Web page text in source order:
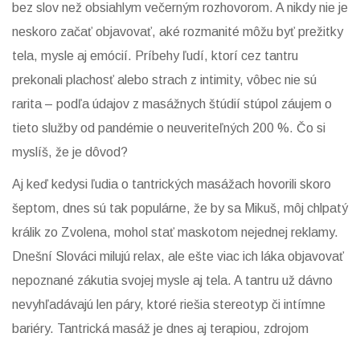
bez slov než obsiahlym večerným rozhovorom. A nikdy nie je
neskoro začať objavovať, aké rozmanité môžu byť prežitky
tela, mysle aj emócií. Príbehy ľudí, ktorí cez tantru
prekonali plachosť alebo strach z intimity, vôbec nie sú
rarita – podľa údajov z masážnych štúdií stúpol záujem o
tieto služby od pandémie o neuveriteľných 200 %. Čo si
myslíš, že je dôvod?
Aj keď kedysi ľudia o tantrických masážach hovorili skoro
šeptom, dnes sú tak populárne, že by sa Mikuš, môj chlpatý
králik zo Zvolena, mohol stať maskotom nejednej reklamy.
Dnešní Slováci milujú relax, ale ešte viac ich láka objavovať
nepoznané zákutia svojej mysle aj tela. A tantru už dávno
nevyhľadávajú len páry, ktoré riešia stereotyp či intímne
bariéry. Tantrická masáž je dnes aj terapiou, zdrojom